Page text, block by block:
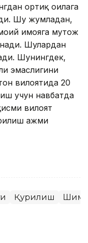
ортиқ оилага
Шу жумладан,
ҳимояга муҳтож
Шулардан
Шунингдек,
эмаслигини
вилоятида 20
учун навбатда
вилоят
ҳажми
Қурилиш